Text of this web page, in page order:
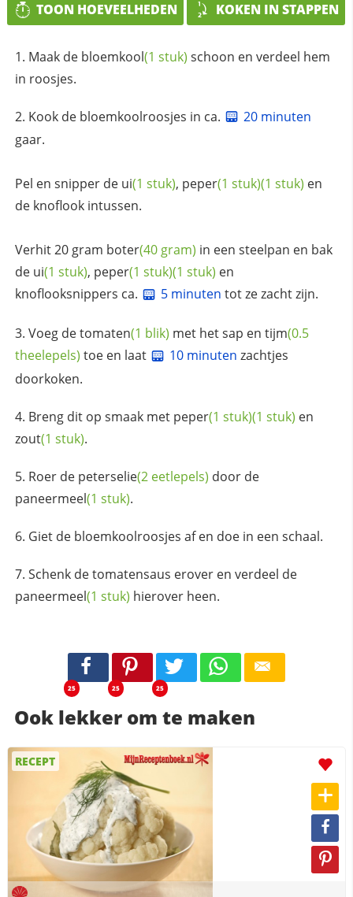
TOON HOEVEELHEDEN KOKEN IN STAPPEN
Maak de bloemkool(1 stuk) schoon en verdeel hem
in roosjes.
Kook de bloemkoolroosjes in ca.
20 minuten
gaar.
Pel en snipper de ui(1 stuk), peper(1 stuk)(1 stuk) en
de knoflook intussen.
Verhit 20 gram boter(40 gram) in een steelpan en bak
de ui(1 stuk), peper(1 stuk)(1 stuk) en
knoflooksnippers ca.
5 minuten tot ze zacht zijn.
Voeg detomaten(1 blik) met het sap en tijm(0.5
theelepels) toe en laat 10 minuten zachtjes
doorkoken.
Breng dit op smaak met peper(1 stuk)(1 stuk) en
zout(1 stuk).
Roer de peterselie(2 eetlepels) door de
paneermeel(1 stuk).
Giet de bloemkoolroosjes af en doe in een schaal.
Schenk de tomatensaus erover en verdeel de
paneermeel(1 stuk) hierover heen.
25 25 25
Ook lekker om te maken
RECEPT